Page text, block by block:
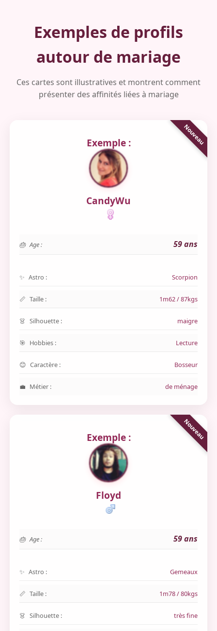
Exemples de profils
autour de mariage
Ces cartes sont illustratives et montrent comment
présenter des affinités liées à mariage
Exemple :
CandyWu
Age : 59 ans
Astro : Scorpion
Taille : 1m62 / 87kgs
Silhouette : maigre
Hobbies : Lecture
Caractère : Bosseur
Métier : de ménage
Exemple :
Floyd
Age : 59 ans
Astro : Gemeaux
Taille : 1m78 / 80kgs
Silhouette : très fine